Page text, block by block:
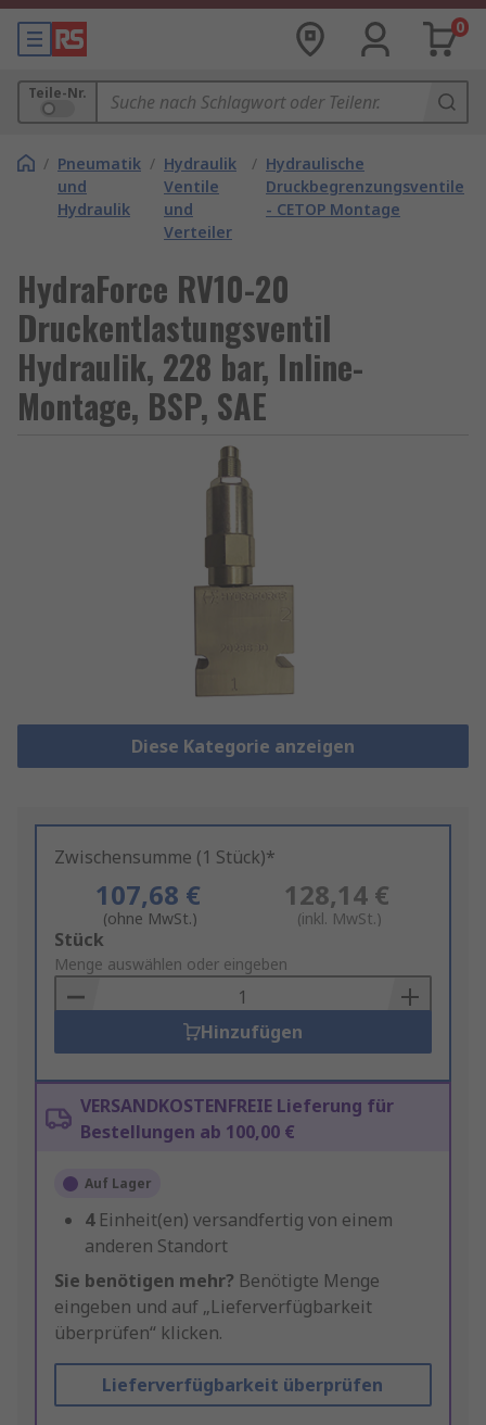
0
Teile-Nr.
/ Pneumatik
und
Hydraulik
/ Hydraulik
Ventile
und
Verteiler
/ Hydraulische
Druckbegrenzungsventile
- CETOP Montage
HydraForce RV10-20
Druckentlastungsventil
Hydraulik, 228 bar, Inline-
Montage, BSP, SAE
Diese Kategorie anzeigen
Zwischensumme (1 Stück)*
107,68 €
(ohne MwSt.)
128,14 €
(inkl. MwSt.)
Add
to
Basket
Stück
Menge auswählen oder eingeben
Hinzufügen
VERSANDKOSTENFREIE Lieferung für
Bestellungen ab 100,00 €
Auf Lager
4 Einheit(en) versandfertig von einem
anderen Standort
Sie benötigen mehr? Benötigte Menge
eingeben und auf „Lieferverfügbarkeit
überprüfen“ klicken.
Lieferverfügbarkeit überprüfen